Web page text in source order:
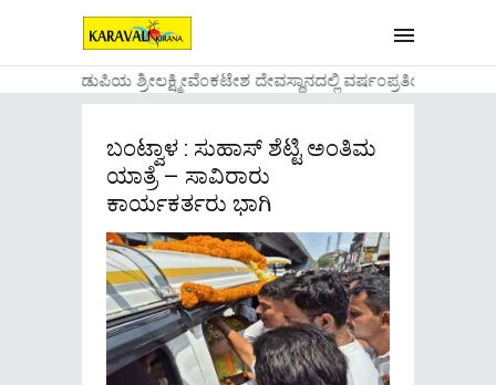
....ಉಡುಪಿಯ ಶ್ರೀಲಕ್ಷ್ಮೀವೆ೦ಕಟೇಶ ದೇವಸ್ಥಾನದಲ್ಲಿ ವರ್ಷ೦ಪ್ರತಿಯ
ಬಂಟ್ವಾಳ : ಸುಹಾಸ್ ಶೆಟ್ಟಿ ಅಂತಿಮ
ಯಾತ್ರೆ – ಸಾವಿರಾರು
ಕಾರ್ಯಕರ್ತರು ಭಾಗಿ